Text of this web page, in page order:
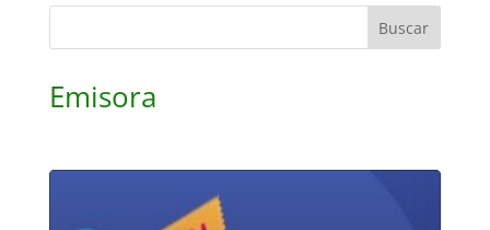
Emisora
Reproductor